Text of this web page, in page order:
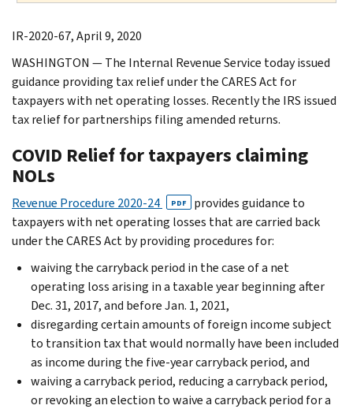
IR-2020-67, April 9, 2020
WASHINGTON — The Internal Revenue Service today issued
guidance providing tax relief under the CARES Act for
taxpayers with net operating losses. Recently the IRS issued
tax relief for partnerships filing amended returns.
COVID Relief for taxpayers claiming
NOLs
Revenue Procedure 2020-24 PDF
provides guidance to
taxpayers with net operating losses that are carried back
under the CARES Act by providing procedures for:
waiving the carryback period in the case of a net
operating loss arising in a taxable year beginning after
Dec. 31, 2017, and before Jan. 1, 2021,
disregarding certain amounts of foreign income subject
to transition tax that would normally have been included
as income during the five-year carryback period, and
waiving a carryback period, reducing a carryback period,
or revoking an election to waive a carryback period for a